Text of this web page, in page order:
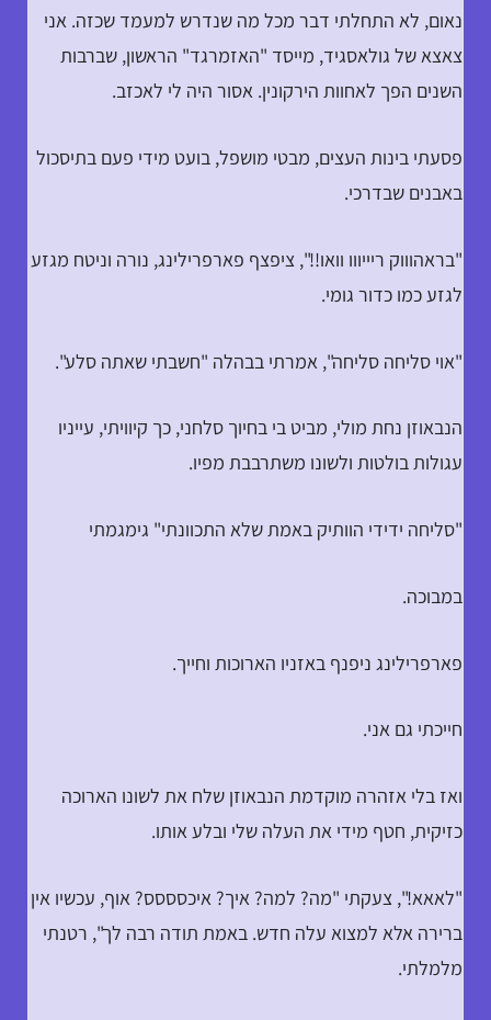
נאום, לא התחלתי דבר מכל מה שנדרש למעמד שכזה. אני
צאצא של גולאסגיד, מייסד "האזמרגד" הראשון, שברבות
השנים הפך לאחוות הירקונין. אסור היה לי לאכזב.
פסעתי בינות העצים, מבטי מושפל, בועט מידי פעם בתיסכול
באבנים שבדרכי.
"בראהוווק ריייווו וואו!!", ציפצף פארפרילינג, נורה וניטח מגזע
לגזע כמו כדור גומי.
"אוי סליחה סליחה", אמרתי בבהלה "חשבתי שאתה סלע".
הנבאוזן נחת מולי, מביט בי בחיוך סלחני, כך קיוויתי, עייניו
עגולות בולטות ולשונו משתרבבת מפיו.
"סליחה ידידי הוותיק באמת שלא התכוונתי" גימגמתי
במבוכה.
פארפרילינג ניפנף באזניו הארוכות וחייך.
חייכתי גם אני.
ואז בלי אזהרה מוקדמת הנבאוזן שלח את לשונו הארוכה
כזיקית, חטף מידי את העלה שלי ובלע אותו.
"לאאא!", צעקתי "מה? למה? איך? איכסססס? אוף, עכשיו אין
ברירה אלא למצוא עלה חדש. באמת תודה רבה לך", רטנתי
מלמלתי.